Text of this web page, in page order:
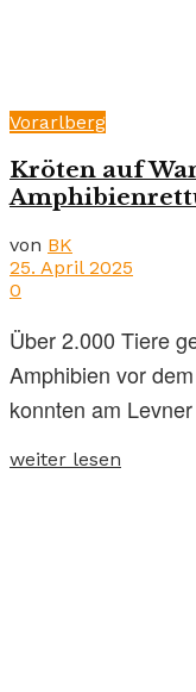
Vorarlberg
Kröten auf
von BK
25. April 2025
0
Über 2.000 Tiere
Amphibien vor
konnten am
weiter lesen